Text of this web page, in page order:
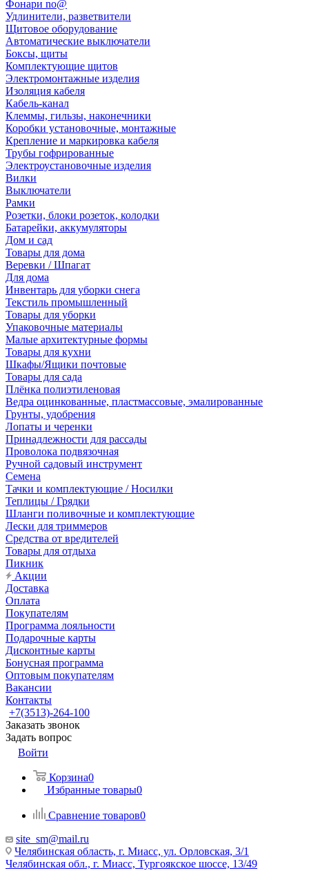
Фонари no@
Удлинители, разветвители
Щитовое оборудование
Автоматические выключатели
Боксы, щиты
Комплектующие щитов
Электромонтажные изделия
Изоляция кабеля
Кабель-канал
Клеммы, гильзы, наконечники
Коробки установочные, монтажные
Крепление и маркировка кабеля
Трубы гофрированные
Электроустановочные изделия
Вилки
Выключатели
Рамки
Розетки, блоки розеток, колодки
Батарейки, аккумуляторы
Дом и сад
Товары для дома
Веревки / Шпагат
Для дома
Инвентарь для уборки снега
Текстиль промышленный
Товары для уборки
Упаковочные материалы
Малые архитектурные формы
Товары для кухни
Шкафы/Ящики почтовые
Товары для сада
Плёнка полиэтиленовая
Ведра оцинкованные, пластмассовые, эмалированные
Грунты, удобрения
Лопаты и черенки
Принадлежности для рассады
Проволока подвязочная
Ручной садовый инструмент
Семена
Тачки и комплектующие / Носилки
Теплицы / Грядки
Шланги поливочные и комплектующие
Лески для триммеров
Средства от вредителей
Товары для отдыха
Пикник
Акции
Доставка
Оплата
Покупателям
Программа лояльности
Подарочные карты
Дисконтные карты
Бонусная программа
Оптовым покупателям
Вакансии
Контакты
+7(3513)-264-100
Заказать звонок
Задать вопрос
Войти
Корзина0
Избранные товары0
Сравнение товаров0
site_sm@mail.ru
Челябинская область, г. Миасс, ул. Орловская, 3/1
Челябинская обл., г. Миасс, Тургоякское шоссе, 13/49